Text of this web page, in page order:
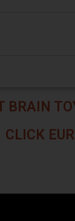
BRAIN
CLICK